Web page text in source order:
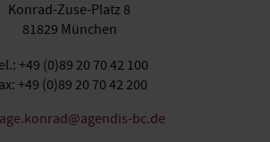
Konrad-Zuse-Platz 8
81829 München
+49 (0)89 20 70 42 100
+49 (0)89 20 70 42 200
bc.de